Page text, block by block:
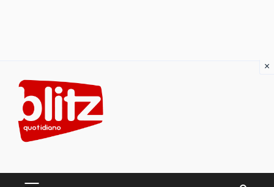
content
×